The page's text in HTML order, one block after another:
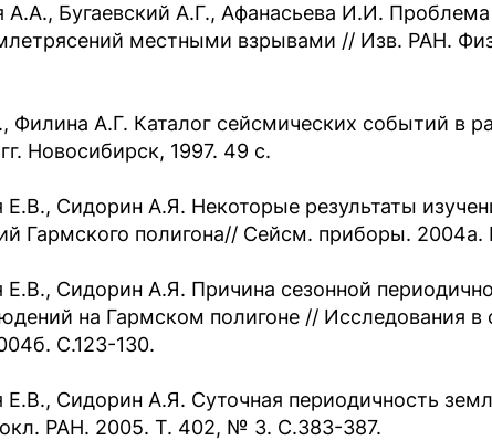
А.А., Бугаевский А.Г., Афанасьева И.И.
местными взрывами // Изв. РАН.
Филина А.Г. Каталог сейсмических событий в
Новосибирск, 1997. 49 с.
Сидорин А.Я. Некоторые результаты
Гармского полигона// Сейсм. приборы.
Сидорин А.Я. Причина сезонной
на Гармском полигоне // Исследования в
С.123-130.
Сидорин А.Я. Суточная периодичность
РАН. 2005. Т. 402, № 3. С.383-387.